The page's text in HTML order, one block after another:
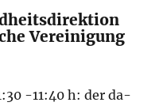
Vereini­gung
-11:40 h: der da­